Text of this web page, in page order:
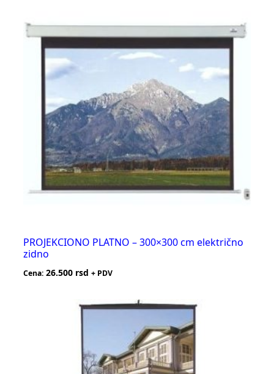
PROJEKCIONO PLATNO – 300×300 cm električno
zidno
Cena: 26.500 rsd + PDV